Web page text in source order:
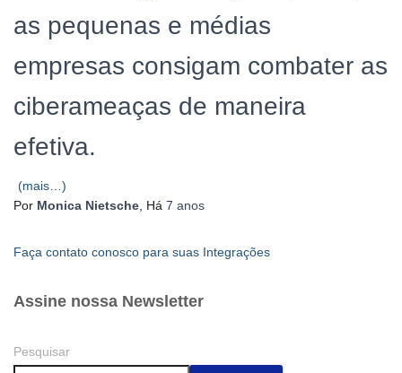
as pequenas e médias
empresas consigam combater as
ciberameaças de maneira
efetiva.
(mais…)
Por Monica Nietsche , Há 7 anos
Faça contato conosco para suas Integrações
Assine nossa Newsletter
Pesquisar